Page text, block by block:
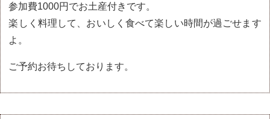
参加費1000円でお土産付きです。
楽しく料理して、おいしく食べて楽しい時間が過ごせます
よ。
ご予約お待ちしております。